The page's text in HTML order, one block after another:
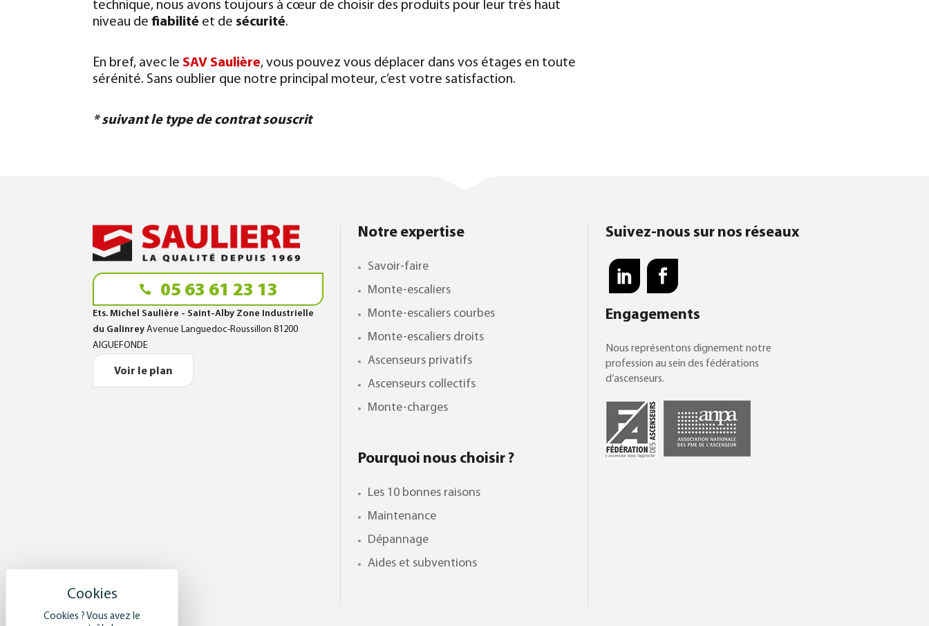
Cookies ? Vous avez le
technique, nous avons toujours à cœur de choisir des produits pour leur très haut
niveau defiabilité et de sécurité.
En bref, avec le SAV Saulière, vous pouvez vous déplacer dans vos étages en toute
sérénité. Sans oublier que notre principal moteur, c’est votre satisfaction.
* suivant le type de contrat souscrit
05 63 61 23 13
Ets. Michel Saulière - Saint-Alby Zone Industrielle
du GalinreyAvenue Languedoc-Roussillon 81200
AIGUEFONDE
Voir le plan
Notre expertise
Savoir-faire
Monte-escaliers
Monte-escaliers courbes
Monte-escaliers droits
Ascenseurs privatifs
Ascenseurs collectifs
Monte-charges
Pourquoi nous choisir ?
Les 10 bonnes raisons
Maintenance
Dépannage
Aides et subventions
Suivez-nous sur nos réseaux
Engagements
Nous représentons dignement notre
profession au sein des fédérations
d’ascenseurs.